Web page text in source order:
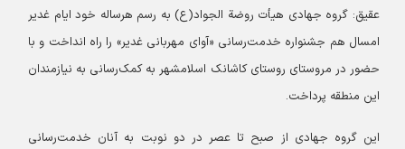
عقیق:گروه جهادی هیأت روضة الجواد(ع) به رسم هرساله خود ایام غدیر
امسال هم جشنواره خدمت‌رسانی «آوای مهربانی غدیر» را راه انداخت و با
حضور در مروستای روستای کاشانک اسلامشهر به کمک‌رسانی به نیازمندان
این منطقه پرداخت.
این گروه جهادی از صبح تا عصر در دو نوبت به آنان خدمت‌رسانی